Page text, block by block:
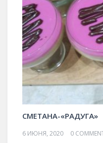
СМЕТАНА-«РАДУГА»
6 ИЮНЯ, 2020 0